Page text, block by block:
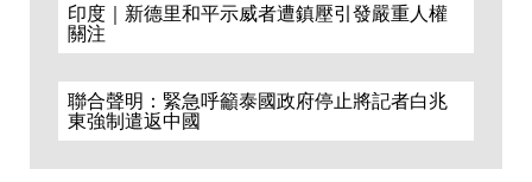
印度｜新德里和平示威者遭鎮壓引發嚴重人權
關注
聯合聲明：緊急呼籲泰國政府停止將記者白兆
東強制遣返中國